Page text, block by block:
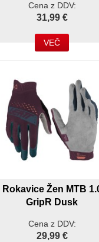
Cena z DDV:
31,99 €
VEČ
Rokavice Žen MTB
GripR Dusk
Cena z DDV:
29,99 €